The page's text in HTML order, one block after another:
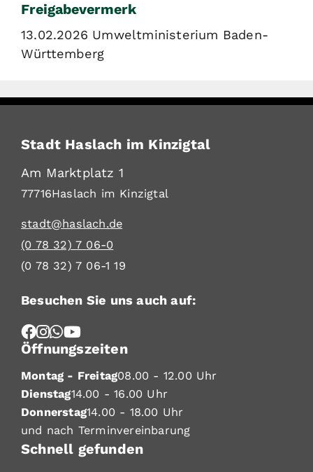
Freigabevermerk
13.02.2026 Umweltministerium Baden-
Württemberg
Stadt Haslach im Kinzigtal
Am Marktplatz 1
77716Haslach im Kinzigtal
stadt@haslach.de
(0 78 32) 7 06-0
(0 78 32) 7 06-1 19
Besuchen Sie uns auch auf:
Öffnungszeiten
Montag - Freitag08.00 - 12.00 Uhr
Dienstag14.00 - 16.00 Uhr
Donnerstag14.00 - 18.00 Uhr
und nach Terminvereinbarung
Schnell gefunden